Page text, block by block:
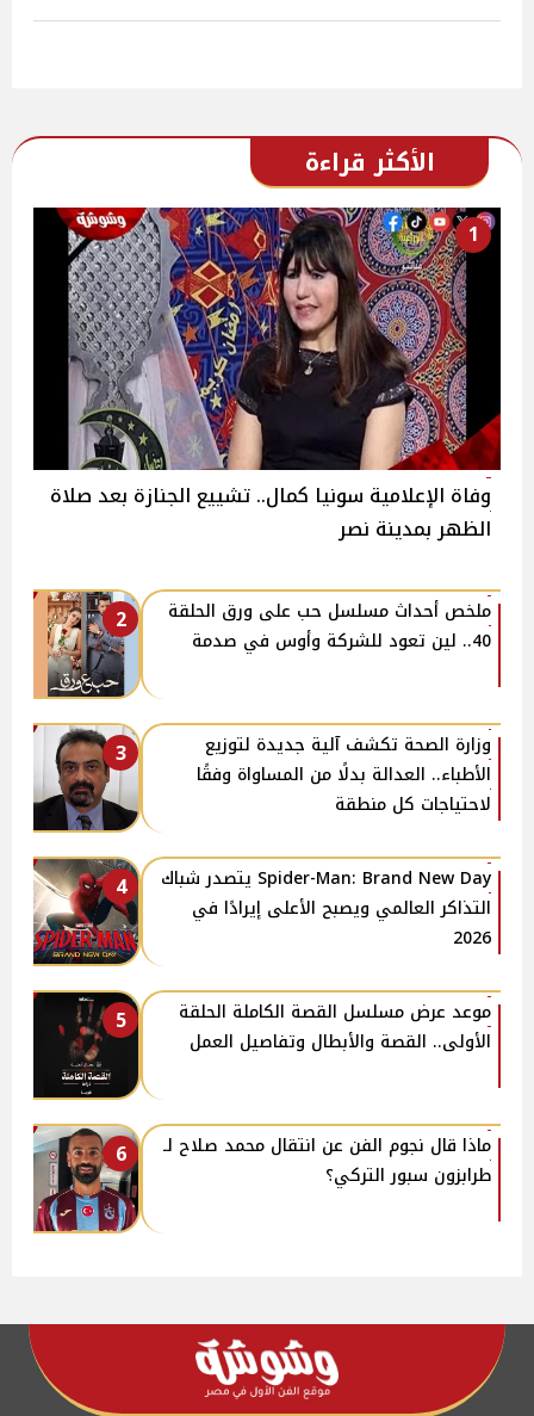
الأكثر قراءة
1
وفاة الإعلامية سونيا كمال.. تشييع الجنازة بعد صلاة
الظهر بمدينة نصر
2
ملخص أحداث مسلسل حب على ورق الحلقة
40.. لين تعود للشركة وأوس في صدمة
3
وزارة الصحة تكشف آلية جديدة لتوزيع
الأطباء.. العدالة بدلًا من المساواة وفقًا
لاحتياجات كل منطقة
4
Spider-Man: Brand New Day يتصدر شباك
التذاكر العالمي ويصبح الأعلى إيرادًا في
2026
5
موعد عرض مسلسل القصة الكاملة الحلقة
الأولى.. القصة والأبطال وتفاصيل العمل
6
ماذا قال نجوم الفن عن انتقال محمد صلاح لـ
طرابزون سبور التركي؟